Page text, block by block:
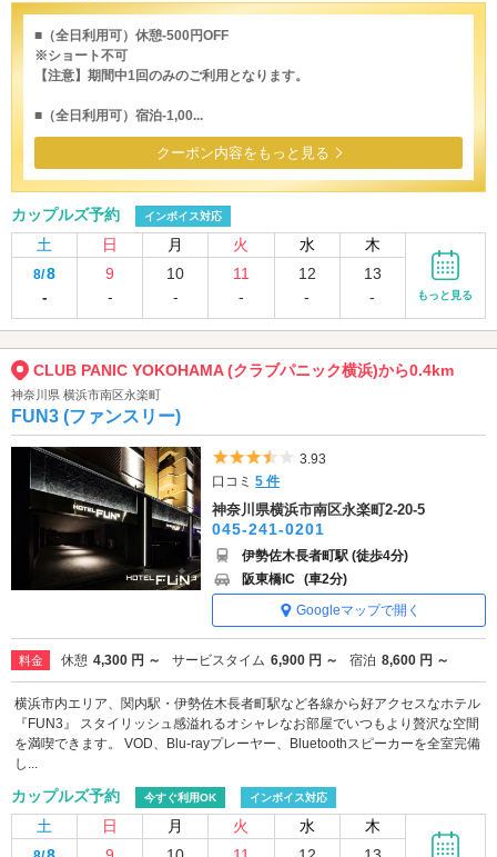
■（全日利用可）休憩-500円OFF
※ショート不可
【注意】期間中1回のみのご利用となります。
■（全日利用可）宿泊-1,00...
クーポン内容をもっと見る
カップルズ予約 インボイス対応
土 日 月 火 水 木
8/8
-
9
-
10
-
11
-
12
-
13
-
もっと見る
CLUB PANIC YOKOHAMA (クラブパニック横浜)から0.4km
神奈川県 横浜市南区永楽町
FUN3 (ファンスリー)
5つ星のうち3.5
3.93
口コミ5 件
神奈川県横浜市南区永楽町2-20-5
045-241-0201
伊勢佐木長者町駅 (徒歩4分)
阪東橋IC (車2分)
Googleマップで開く
料金 休憩 4,300 円 ～ サービスタイム 6,900 円 ～ 宿泊 8,600 円 ～
横浜市内エリア、関内駅・伊勢佐木長者町駅など各線から好アクセスなホテル
『FUN3』 スタイリッシュ感溢れるオシャレなお部屋でいつもより贅沢な空間
を満喫できます。 VOD、Blu-rayプレーヤー、Bluetoothスピーカーを全室完備
し...
カップルズ予約 今すぐ利用OK インボイス対応
土 日 月 火 水 木